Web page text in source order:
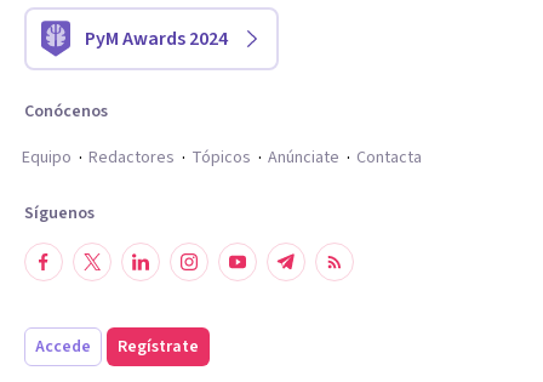
PyM Awards 2024
Conócenos
Equipo
Redactores Tópicos Anúnciate Contacta
Síguenos
Accede Regístrate